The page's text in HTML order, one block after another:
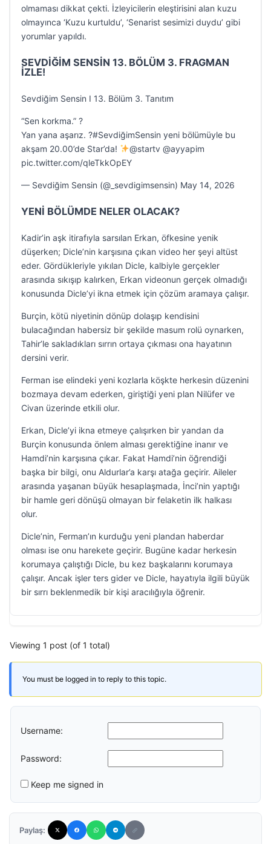
olmaması dikkat çekti. İzleyicilerin eleştirisini alan kuzu
olmayınca ‘Kuzu kurtuldu’, ‘Senarist sesimizi duydu’ gibi
yorumlar yapıldı.
SEVDİĞİM SENSİN 13. BÖLÜM 3. FRAGMAN
İZLE!
Sevdiğim Sensin I 13. Bölüm 3. Tanıtım
“Sen korkma.” ?
Yan yana aşarız. ?#SevdiğimSensin yeni bölümüyle bu
akşam 20.00’de Star’da!
@startv @ayyapim
pic.twitter.com/qleTkkOpEY
— Sevdiğim Sensin (@_sevdigimsensin) May 14, 2026
YENİ BÖLÜMDE NELER OLACAK?
Kadir’in aşk itirafıyla sarsılan Erkan, öfkesine yenik
düşerken; Dicle’nin karşısına çıkan video her şeyi altüst
eder. Gördükleriyle yıkılan Dicle, kalbiyle gerçekler
arasında sıkışıp kalırken, Erkan videonun gerçek olmadığı
konusunda Dicle’yi ikna etmek için çözüm aramaya çalışır.
Burçin, kötü niyetinin dönüp dolaşıp kendisini
bulacağından habersiz bir şekilde masum rolü oynarken,
Tahir’le sakladıkları sırrın ortaya çıkması ona hayatının
dersini verir.
Ferman ise elindeki yeni kozlarla köşkte herkesin düzenini
bozmaya devam ederken, giriştiği yeni plan Nilüfer ve
Civan üzerinde etkili olur.
Erkan, Dicle’yi ikna etmeye çalışırken bir yandan da
Burçin konusunda önlem alması gerektiğine inanır ve
Hamdi’nin karşısına çıkar. Fakat Hamdi’nin öğrendiği
başka bir bilgi, onu Aldurlar’a karşı atağa geçirir. Aileler
arasında yaşanan büyük hesaplaşmada, İnci’nin yaptığı
bir hamle geri dönüşü olmayan bir felaketin ilk halkası
olur.
Dicle’nin, Ferman’ın kurduğu yeni plandan haberdar
olması ise onu harekete geçirir. Bugüne kadar herkesin
korumaya çalıştığı Dicle, bu kez başkalarını korumaya
çalışır. Ancak işler ters gider ve Dicle, hayatıyla ilgili büyük
bir sırrı beklenmedik bir kişi aracılığıyla öğrenir.
Viewing 1 post (of 1 total)
You must be logged in to reply to this topic.
Username:
Password:
Keep me signed in
Paylaş: